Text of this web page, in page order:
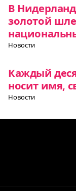
В
золотой
Новости
Каждый
носит имя,
Новости